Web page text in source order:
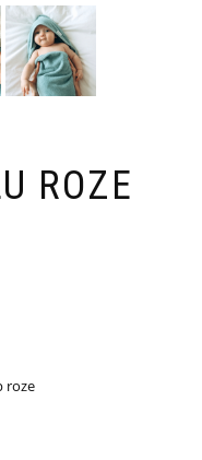
ROZE
roze